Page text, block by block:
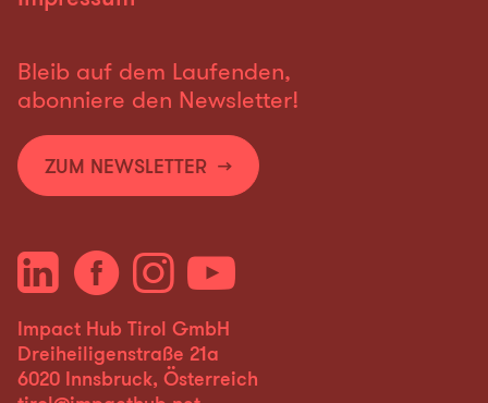
Bleib auf dem Laufenden,
abonniere den Newsletter!
ZUM NEWSLETTER
Impact Hub Tirol GmbH
Dreiheiligenstraße 21a
6020 Innsbruck, Österreich